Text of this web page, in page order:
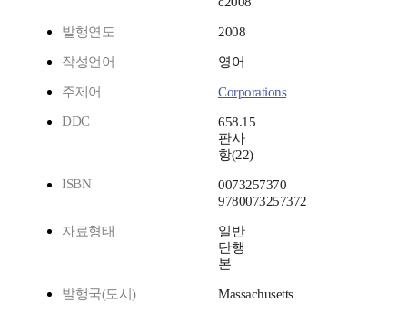
발행연도 2008
작성언어 영어
주제어
Corporations
DDC
658.15
판사
항(22)
ISBN
0073257370
9780073257372
자료형태
일반
단행
본
발행국(도시) Massachusetts